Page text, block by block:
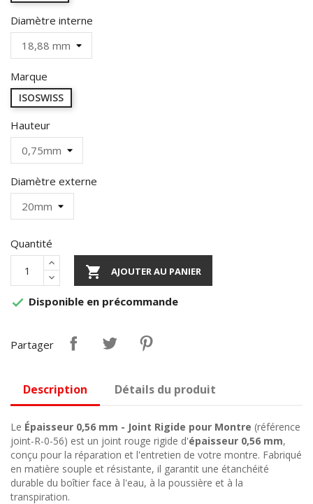
Diamètre interne
Marque
ISOSWISS
Hauteur
Diamètre externe
Quantité
 AJOUTER AU PANIER
 Disponible en précommande
Partager
Description Détails du produit
Le Épaisseur 0,56 mm - Joint Rigide pour Montre (référence
joint-R-0-56) est un joint rouge rigide d'épaisseur 0,56 mm,
conçu pour la réparation et l'entretien de votre montre. Fabriqué
en matière souple et résistante, il garantit une étanchéité
durable du boîtier face à l'eau, à la poussière et à la
transpiration.